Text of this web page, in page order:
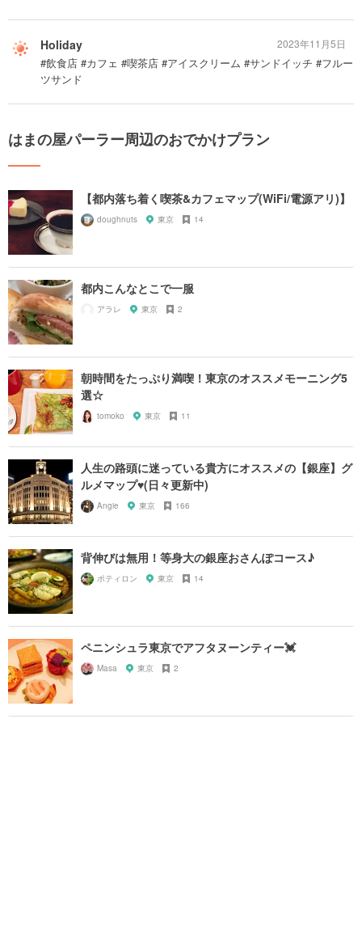
Holiday
#飲食店 #カフェ #喫茶店 #アイスクリーム #サンドイッチ #フルー
ツサンド
2023年11月5日
はまの屋パーラー周辺のおでかけプラン
【都内落ち着く喫茶&カフェマップ(WiFi/電源アリ)】
doughnuts 東京 14
都内こんなとこで一服
アラレ 東京 2
朝時間をたっぷり満喫！東京のオススメモーニング5
選☆
tomoko 東京 11
人生の路頭に迷っている貴方にオススメの【銀座】グ
ルメマップ♥︎(日々更新中)
Angie 東京 166
背伸びは無用！等身大の銀座おさんぽコース♪
ポティロン 東京 14
ペニンシュラ東京でアフタヌーンティー💓
Masa 東京 2